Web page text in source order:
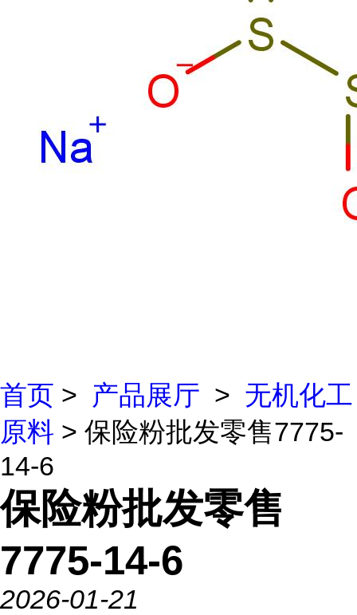
首页 > 产品展厅 > 无机化工
原料 > 保险粉批发零售7775-
14-6
保险粉批发零售
7775-14-6
2026-01-21